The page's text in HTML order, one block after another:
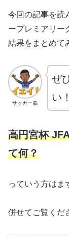
今回の記事を読
ープレミアリー
結果をまとめて
サッカー脳
ぜ
い！
高円宮杯
て何？
っていう方はま
併せてご覧くだ